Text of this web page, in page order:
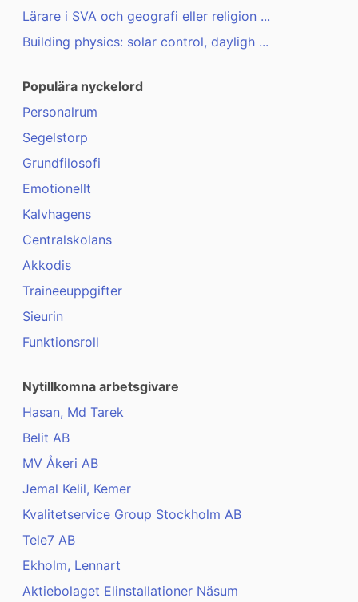
Lärare i SVA och geografi eller religion ...
Building physics: solar control, dayligh ...
Populära nyckelord
Personalrum
Segelstorp
Grundfilosofi
Emotionellt
Kalvhagens
Centralskolans
Akkodis
Traineeuppgifter
Sieurin
Funktionsroll
Nytillkomna arbetsgivare
Hasan, Md Tarek
Belit AB
MV Åkeri AB
Jemal Kelil, Kemer
Kvalitetservice Group Stockholm AB
Tele7 AB
Ekholm, Lennart
Aktiebolaget Elinstallationer Näsum